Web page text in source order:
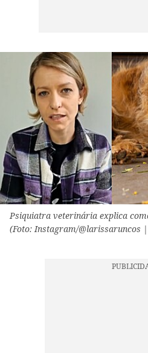
Psiquiatra veterinária explica
(Foto: Instagram/@larissaruncos